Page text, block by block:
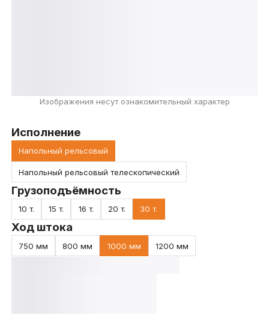
Изображения несут ознакомительный характер
Исполнение
Напольный рельсовый
Напольный рельсовый телескопический
Грузоподъёмность
10 т. 15 т. 16 т. 20 т. 30 т.
Ход штока
750 мм 800 мм 1000 мм 1200 мм